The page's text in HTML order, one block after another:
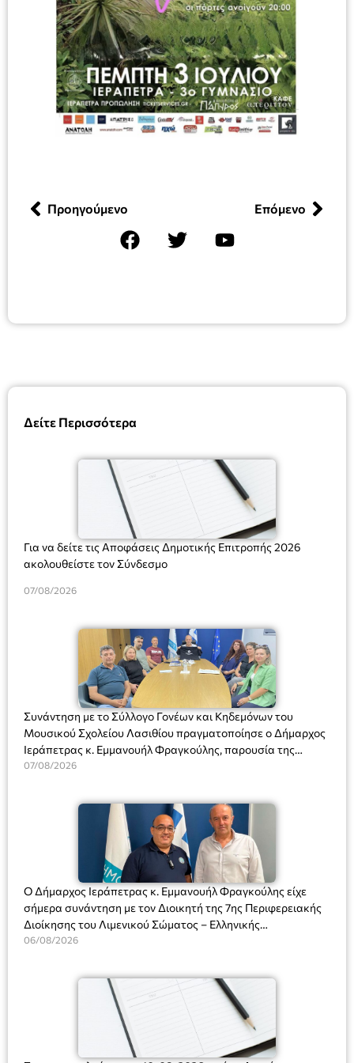
Δείτε Περισσότερα
Για να δείτε τις Αποφάσεις Δημοτικής Επιτροπής 2026
ακολουθείστε τον Σύνδεσμο
07/08/2026
Συνάντηση με το Σύλλογο Γονέων και Κηδεμόνων του
Μουσικού Σχολείου Λασιθίου πραγματοποίησε ο Δήμαρχος
Ιεράπετρας κ. Εμμανουήλ Φραγκούλης, παρουσία της
Διευθύντριας του σχολείου κας Μαριάννας Χαΐτα.
07/08/2026
Ο Δήμαρχος Ιεράπετρας κ. Εμμανουήλ Φραγκούλης είχε
σήμερα συνάντηση με τον Διοικητή της 7ης Περιφερειακής
Διοίκησης του Λιμενικού Σώματος – Ελληνικής
Ακτοφυλακής (Λ.Σ.-ΕΛ.ΑΚΤ.), Αρχιπλοίαρχο Λ.Σ. κ. Ιωάννη
06/08/2026
Προηγούμενο Επόμενο